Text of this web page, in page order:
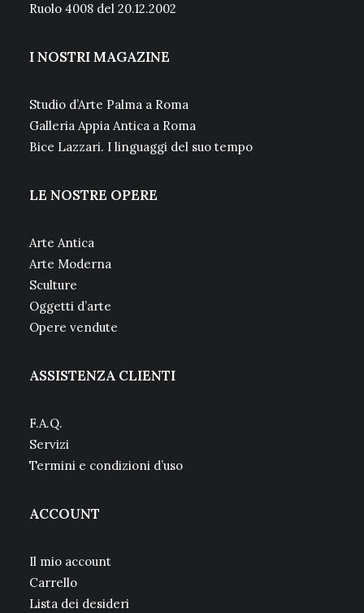
Ruolo 4008 del 20.12.2002
I NOSTRI MAGAZINE
Studio d’Arte Palma a Roma
Galleria Appia Antica a Roma
Bice Lazzari. I linguaggi del suo tempo
LE NOSTRE OPERE
Arte Antica
Arte Moderna
Sculture
Oggetti d’arte
Opere vendute
ASSISTENZA CLIENTI
F.A.Q.
Servizi
Termini e condizioni d’uso
ACCOUNT
Il mio account
Carrello
Lista dei desideri